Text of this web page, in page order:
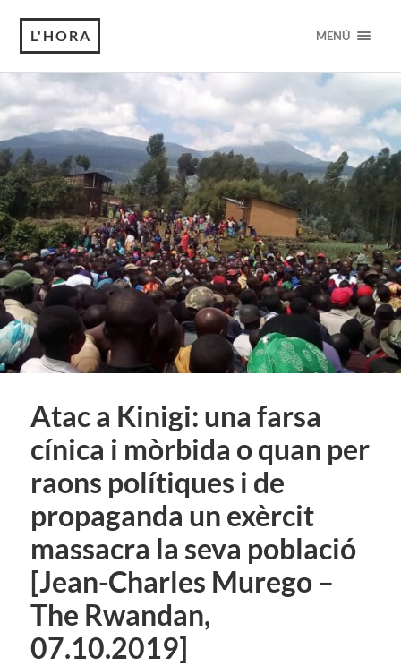
L'HORA MENÚ
Atac a Kinigi: una farsa
cínica i mòrbida o quan per
raons polítiques i de
propaganda un exèrcit
massacra la seva població
[Jean-Charles Murego –
The Rwandan,
07.10.2019]